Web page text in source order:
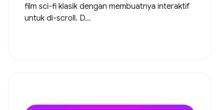
film sci-fi klasik dengan membuatnya interaktif
untuk di-scroll. D...